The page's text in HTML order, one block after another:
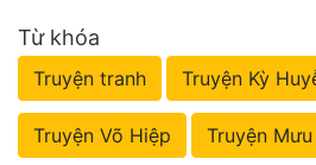
Từ khóa
Truyện tranh Truyện Kỳ
Truyện Võ Hiệp Truyện